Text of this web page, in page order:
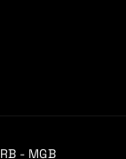
- MGB